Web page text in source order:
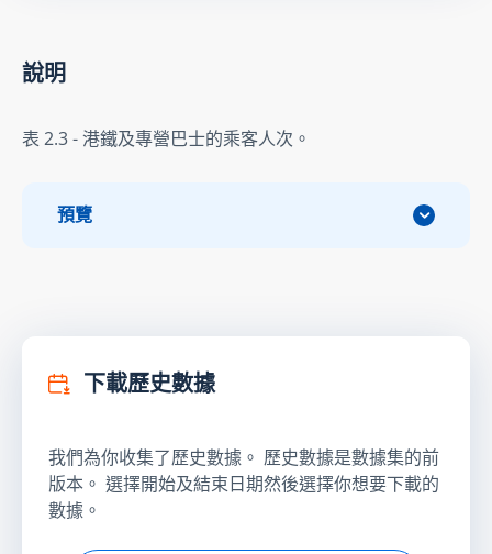
說明
表 2.3 - 港鐵及專營巴士的乘客人次。
預覽
下載歷史數據
我們為你收集了歷史數據。 歷史數據是數據集的前
版本。 選擇開始及結束日期然後選擇你想要下載的
數據。